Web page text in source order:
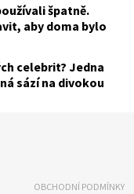
špatně.
aby doma bylo
celebrit? Jedna
sází na divokou
OBCHODNÍ PODMÍNKY